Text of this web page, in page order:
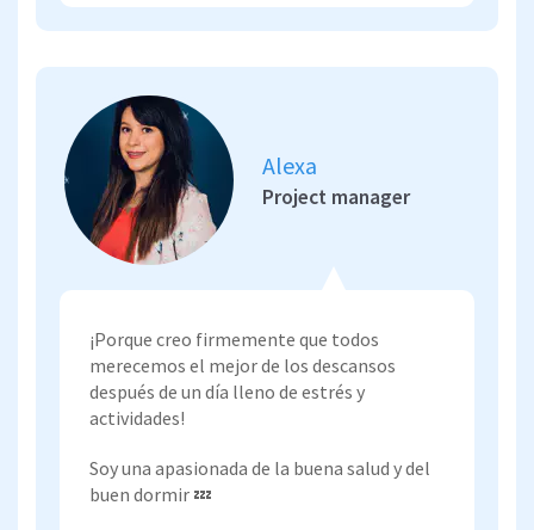
¡Porque creo firmemente que todos
merecemos el mejor de los descansos
después de un día lleno de estrés y
actividades!
Soy una apasionada de la buena salud y del
buen dormir 💤
Alexa
Project manager